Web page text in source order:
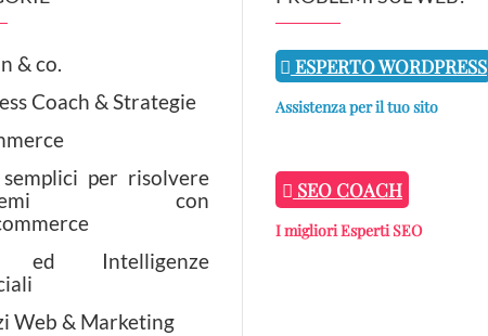
& co.
Coach & Strategie
per risolvere
con
ed Intelligenze
Web & Marketing
ESPERTO WORDPRESS
Assistenza per il tuo sito
SEO COACH
I migliori Esperti SEO